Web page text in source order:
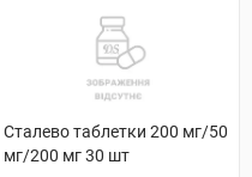
Сталево таблетки 200 мг/50
мг/200 мг 30 шт